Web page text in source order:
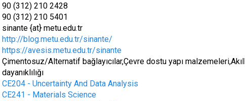
90 (312) 210 2428
90 (312) 210 5401
sinante {at} metu.edu.tr
http://blog.metu.edu.tr/sinante/
https://avesis.metu.edu.tr/sinante
Çimentosuz/Alternatif bağlayıcılar,Çevre dostu yapı
dayanıklılığı
CE204 - Uncertainty And Data Analysis
CE241 - Materials Science